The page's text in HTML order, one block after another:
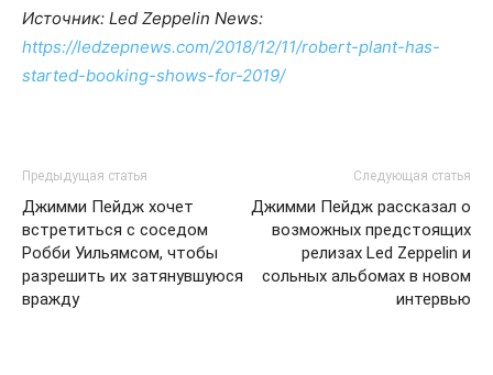
Источник: Led Zeppelin News:
https://ledzepnews.com/2018/12/11/robert-plant-has-
started-booking-shows-for-2019/
Предыдущая статья
Джимми Пейдж хочет
встретиться с соседом
Робби Уильямсом, чтобы
разрешить их затянувшуюся
вражду
Следующая статья
Джимми Пейдж рассказал о
возможных предстоящих
релизах Led Zeppelin и
сольных альбомах в новом
интервью